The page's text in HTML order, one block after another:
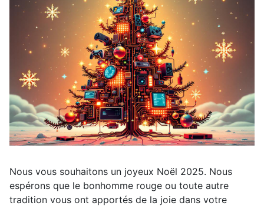
Nous vous souhaitons un joyeux Noël 2025. Nous
espérons que le bonhomme rouge ou toute autre
tradition vous ont apportés de la joie dans votre